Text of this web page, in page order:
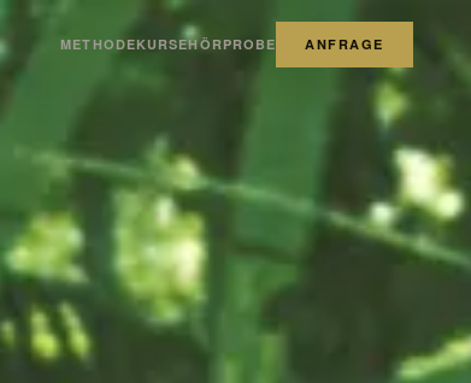
METHODEKURSEHÖRPROBE ANFRAGE